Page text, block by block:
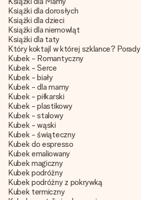
Książki dla dorosłych
Książki dla dzieci
Książki dla niemowląt
Książki dla taty
Który koktajl w której szklance? Porady
Kubek - Romantyczny
Kubek - Serce
Kubek - biały
Kubek - dla mamy
Kubek - piłkarski
Kubek - plastikowy
Kubek - stalowy
Kubek - wąski
Kubek - świąteczny
Kubek do espresso
Kubek emaliowany
Kubek magiczny
Kubek podróżny
Kubek podróżny z pokrywką
Kubek termiczny